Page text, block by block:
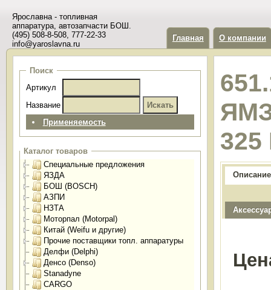
Ярославна - топливная
аппаратура, автозапчасти БОШ.
(495) 508-8-508, 777-22-33
info@yaroslavna.ru
Главная О компании
Поиск
Артикул
Название
Применяемость
Каталог товаров
Специальные предложения
ЯЗДА
БОШ (BOSCH)
АЗПИ
НЗТА
Моторпал (Motorpal)
Китай (Weifu и другие)
Прочие поставщики топл. аппаратуры
Делфи (Delphi)
Денсо (Denso)
Stanadyne
CARGO
Описание